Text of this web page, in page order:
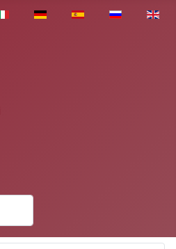
Pasirinkite savo kalbą